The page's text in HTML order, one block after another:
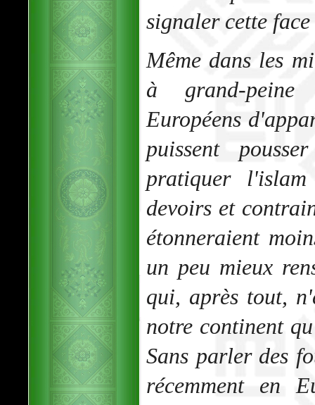
signaler cette face
Même dans les
à grand-
Européens
puissent
pratiquer
devoirs et
étonneraient
un peu mieux
qui, après tout,
notre continent
Sans parler des
récemment en